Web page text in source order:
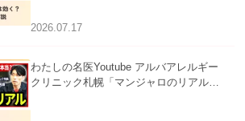
医師が徹底解説」を公開いたしました。
2026.07.17
わたしの名医Youtube アルバアレルギー
クリニック札幌「マンジャロのリアル｜
い使い方」を公開いたしました。